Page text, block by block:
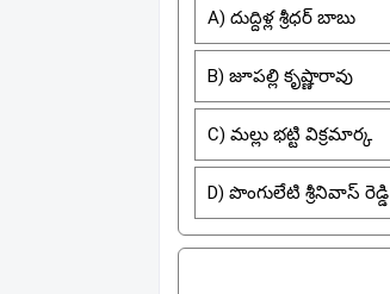
A) దుద్దిళ్ల శ్రీధర్ బాబు
B) జూపల్లి కృష్ణారావు
C) మల్లు భట్టి విక్రమార్క
D) పొంగులేటి శ్రీనివాస్ రెడ్డి